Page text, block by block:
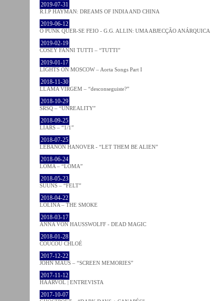
2019-07-31
R.I.P HAYMAN: DREAMS OF INDIA AND CHINA
2019-06-12
O PUNK QUER-SE FEIO - G.G. ALLIN: UMA ABJECÇÃO ANÁRQUICA
2019-02-19
COSEY FANNI TUTTI – “TUTTI”
2019-01-17
LIGHTS ON MOSCOW – Aorta Songs Part I
2018-11-30
LLAMA VIRGEM – “desconseguiste?”
2018-10-29
SRSQ – “UNREALITY”
2018-09-25
LIARS – “1/1”
2018-07-25
LEBANON HANOVER - “LET THEM BE ALIEN”
2018-06-24
LOMA – “LOMA”
2018-05-23
SUUNS – “FELT”
2018-04-22
LOLINA – THE SMOKE
2018-03-17
ANNA VON HAUSSWOLFF - DEAD MAGIC
2018-01-28
COUCOU CHLOÉ
2017-12-22
JOHN MAUS – “SCREEN MEMORIES”
2017-11-12
HAARVÖL | ENTREVISTA
2017-10-07